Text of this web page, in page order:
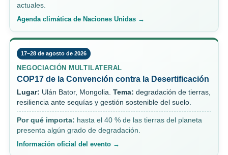
actuales.
Agenda climática de Naciones Unidas →
17–28 de agosto de 2026
NEGOCIACIÓN MULTILATERAL
COP17 de la Convención contra la Desertificación
Lugar: Ulán Bator, Mongolia. Tema: degradación de tierras,
resiliencia ante sequías y gestión sostenible del suelo.
Por qué importa: hasta el 40 % de las tierras del planeta
presenta algún grado de degradación.
Información oficial del evento →